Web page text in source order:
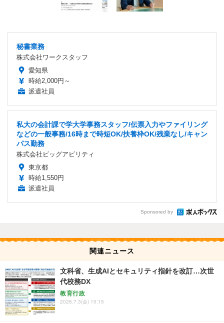
秘書業務
株式会社ワークスタッフ
愛知県
時給2,000円～
派遣社員
私大の会計課で学大学事務スタッフ/伝票入力やファイリング
などの一般事務/16時まで時短OK/扶養枠OK/残業なし/キャン
パス勤務
株式会社ビッグアビリティ
東京都
時給1,550円
派遣社員
Sponsored by
関連ニュース
文科省、生成AIとセキュリティ指針を改訂…次世
代校務DX
教育行政
2026.7.3(金) 10:15